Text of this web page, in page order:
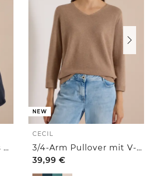
Pullover mit Rundhals und Leo-Muster
NEW
CECIL
3/4-Arm Pullover mit V-Neck und Strukturfront
39,99 €